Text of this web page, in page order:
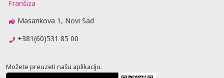
Franšiza
Masarikova 1, Novi Sad
+381(60)531 85 00
Možete preuzeti našu aplikaciju.